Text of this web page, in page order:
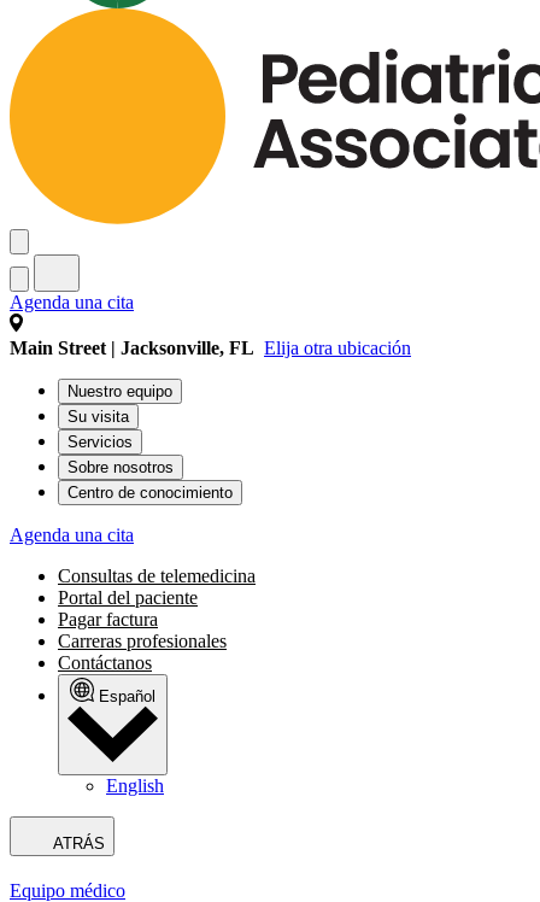
Agenda una cita
Main Street | Jacksonville, FL Elija otra ubicación
Nuestro equipo
Su visita
Servicios
Sobre nosotros
Centro de conocimiento
Agenda una cita
Consultas de telemedicina
Portal del paciente
Pagar factura
Carreras profesionales
Contáctanos
Español
English
ATRÁS
Equipo médico